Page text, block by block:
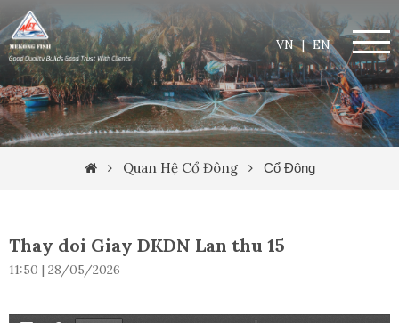
VN | EN
Quan Hệ Cổ Đông Cổ Đông
Thay doi Giay DKDN Lan thu 15
11:50 | 28/05/2026